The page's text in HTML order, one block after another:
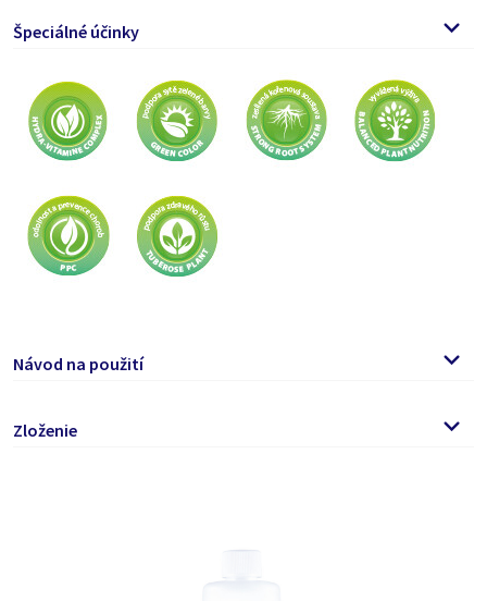
Špeciálné účinky
Návod na použití
dôkladne pretraste. Nalejte 15 ml prípravku (1,5 viečka) do 2
Zloženie
rozpustný vo vode 0,01%, Měď (Cu) vo forme chelátu s EDTA
0,002%, Železo (Fe) vo forme chelátu s EDTA 0,02%, Mangán